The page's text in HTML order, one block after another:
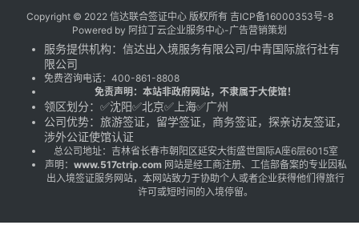
Copyright © 2022 信达联合签证中心 版权所有 吉ICP备16000353号-8
Powered by 阿拉丁云企业服务中心-广告营销策划
服务提供机构： 信达出入境服务有限公司/中青国际旅行社有
限公司
免费咨询电话： 400-861-8808
免责声明：本站非政府网站，不隶属于大使馆！
领区划分：✅沈阳✅北京✅上海✅广州
公司优势：旅游签证，留学签证，商务签证，探亲访友签证，
涉外公证使馆认证
总公司地址：吉林省长春市朝阳区延安大街盛世国际A座6层6015室
声明： www.517ctrip.com网站是经工商注册、工信部备案的专业因私
出入境签证服务网站，本网站致力于协助个人或者企业获得他们得旅行
许可或短时间的入境停留。